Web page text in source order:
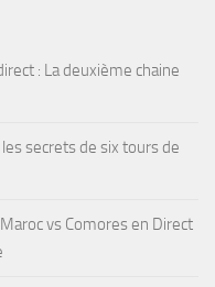
: La deuxième chaine
secrets de six tours de
vs Comores en Direct